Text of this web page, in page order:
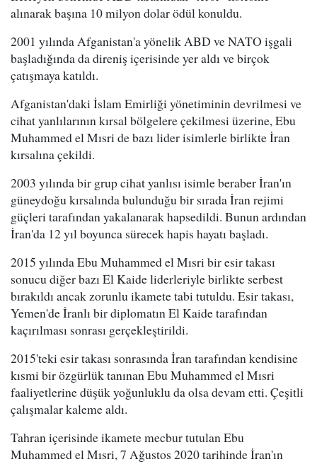
alınarak başına 10 milyon dolar ödül konuldu.
2001 yılında Afganistan'a yönelik ABD ve NATO işgali
başladığında da direniş içerisinde yer aldı ve birçok
çatışmaya katıldı.
Afganistan'daki İslam Emirliği yönetiminin devrilmesi ve
cihat yanlılarının kırsal bölgelere çekilmesi üzerine, Ebu
Muhammed el Mısri de bazı lider isimlerle birlikte İran
kırsalına çekildi.
2003 yılında bir grup cihat yanlısı isimle beraber İran'ın
güneydoğu kırsalında bulunduğu bir sırada İran rejimi
güçleri tarafından yakalanarak hapsedildi. Bunun ardından
İran'da 12 yıl boyunca sürecek hapis hayatı başladı.
2015 yılında Ebu Muhammed el Mısri bir esir takası
sonucu diğer bazı El Kaide liderleriyle birlikte serbest
bırakıldı ancak zorunlu ikamete tabi tutuldu. Esir takası,
Yemen'de İranlı bir diplomatın El Kaide tarafından
kaçırılması sonrası gerçekleştirildi.
2015'teki esir takası sonrasında İran tarafından kendisine
kısmi bir özgürlük tanınan Ebu Muhammed el Mısri
faaliyetlerine düşük yoğunluklu da olsa devam etti. Çeşitli
çalışmalar kaleme aldı.
Tahran içerisinde ikamete mecbur tutulan Ebu
Muhammed el Mısri, 7 Ağustos 2020 tarihinde İran'ın